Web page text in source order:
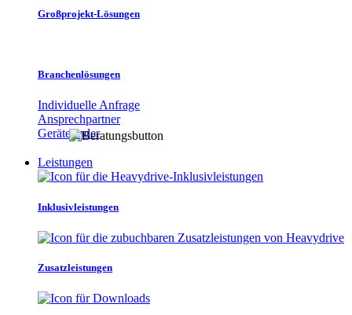
Großprojekt-Lösungen
Branchenlösungen
Individuelle Anfrage
Ansprechpartner
Gerätefinder
Leistungen
Inklusivleistungen
Zusatzleistungen